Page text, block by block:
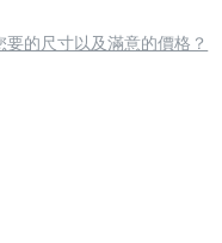
要的尺寸以及滿意的價格？